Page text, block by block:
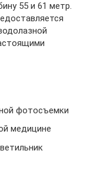
55 и 61 метр.
фотосъемки
медицине